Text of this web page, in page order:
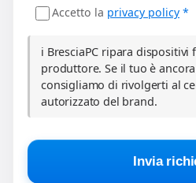
Accetto la privacy policy *
ℹ️ BresciaPC ripara
produttore. Se il tuo è
consigliamo di rivolgerti al
autorizzato del brand.
Invia